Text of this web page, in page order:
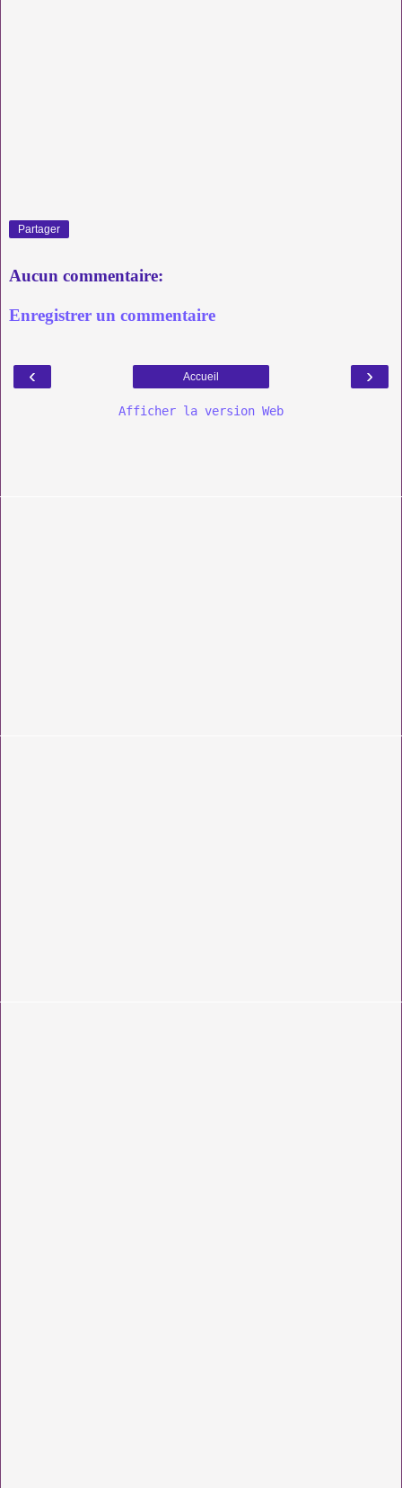
Partager
Aucun commentaire:
Enregistrer un commentaire
‹ ›
Accueil
Afficher la version Web